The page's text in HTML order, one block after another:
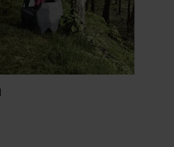
devenu une icône du design
monde. Le Air chair par Jasper
connue et l'une des chaises les
Office!